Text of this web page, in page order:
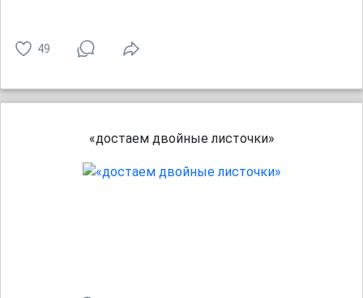
49
«достаем двойные листочки»